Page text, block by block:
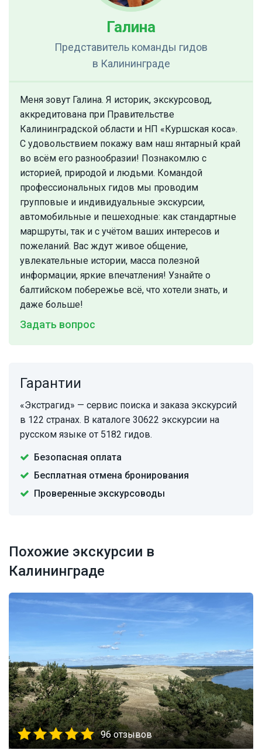
Галина
Представитель команды гидов
в Калининграде
Меня зовут Галина. Я историк, экскурсовод,
аккредитована при Правительстве
Калининградской области и НП «Куршская коса».
С удовольствием покажу вам наш янтарный край
во всём его разнообразии! Познакомлю с
историей, природой и людьми. Командой
профессиональных гидов мы проводим
групповые и индивидуальные экскурсии,
автомобильные и пешеходные: как стандартные
маршруты, так и с учётом ваших интересов и
пожеланий. Вас ждут живое общение,
увлекательные истории, масса полезной
информации, яркие впечатления! Узнайте о
балтийском побережье всё, что хотели знать, и
даже больше!
Задать вопрос
Гарантии
«Экстрагид» — сервис поиска и заказа экскурсий
в 122 странах. В каталоге 30622 экскурсии на
русском языке от 5182 гидов.
Безопасная оплата
Бесплатная отмена бронирования
Проверенные экскурсоводы
Похожие экскурсии в
Калининграде
96 отзывов